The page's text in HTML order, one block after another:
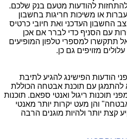
להתחזות להודעות מטעם בנק שלכם.
או משיכות חריגות בחשבון
החשבון העדכני ואת חיובי כרטיס
עם הסניף כדי לברר אם אכן
תתקשרו למספרי טלפון המופיעים
מזויפים גם כן.
הודעות הפישינג להגיע לתיבת
להתמגן עם תוכנת אבטחה הכוללת
תוכנות ריגול ואנטי ספאם. תוכנות
והן מעט יקרות יותר מאנטי
קצת יותר ולהיות מוגנים הרבה